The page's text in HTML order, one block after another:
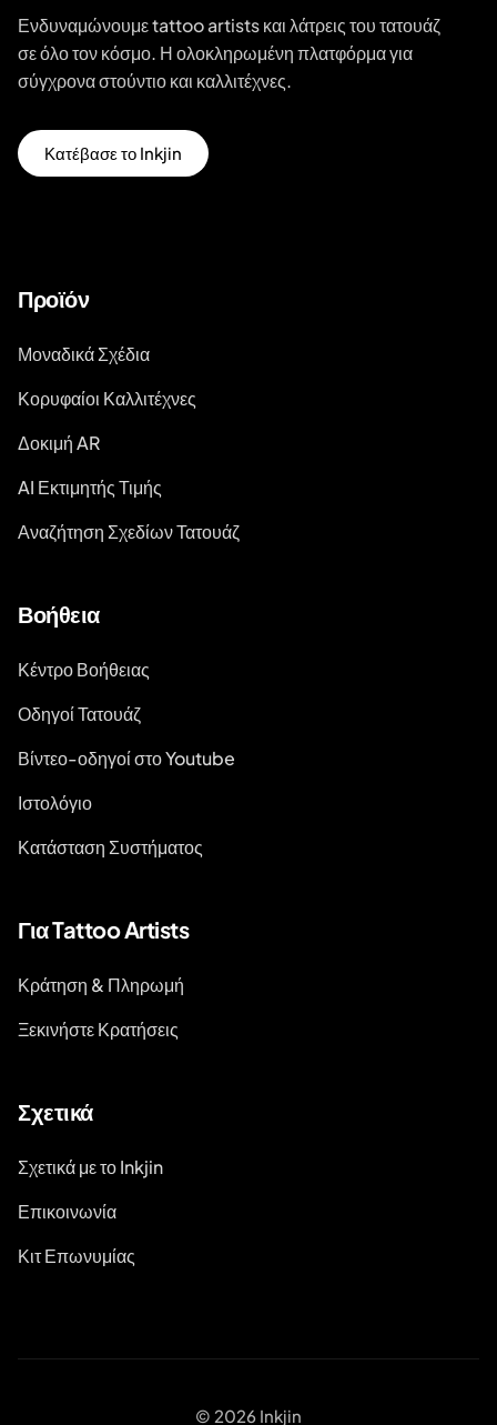
Ενδυναμώνουμε tattoo artists και λάτρεις του τατουάζ
σε όλο τον κόσμο. Η ολοκληρωμένη πλατφόρμα για
σύγχρονα στούντιο και καλλιτέχνες.
Κατέβασε το Inkjin
Προϊόν
Μοναδικά Σχέδια
Κορυφαίοι Καλλιτέχνες
Δοκιμή AR
AI Εκτιμητής Τιμής
Αναζήτηση Σχεδίων Τατουάζ
Βοήθεια
Κέντρο Βοήθειας
Οδηγοί Τατουάζ
Βίντεο-οδηγοί στο Youtube
Ιστολόγιο
Κατάσταση Συστήματος
Για Tattoo Artists
Κράτηση & Πληρωμή
Ξεκινήστε Κρατήσεις
Σχετικά
Σχετικά με το Inkjin
Επικοινωνία
Κιτ Επωνυμίας
© 2026 Inkjin